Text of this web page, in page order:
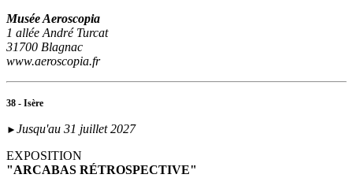
Musée Aeroscopia
1 allée André Turcat
31700 Blagnac
www.aeroscopia.fr
38 - Isère
► Jusqu'au 31 juillet 2027
EXPOSITION
"ARCABAS RÉTROSPECTIVE"